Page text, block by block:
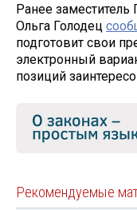
Ранее заместитель
Ольга Голодец
подготовит свои
электронный
позиций
Рекомендуемые